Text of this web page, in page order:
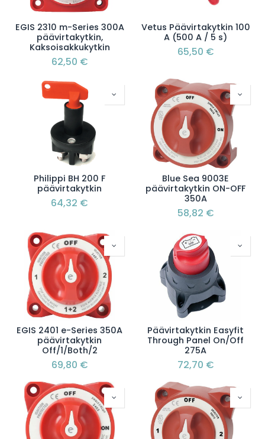
EGIS 2310 m-Series 300A
päävirtakytkin,
Kaksoisakkukytkin
62,50 €
Vetus Päävirtakytkin 100
A (500 A / 5 s)
65,50 €
Philippi BH 200 F
päävirtakytkin
64,32 €
Blue Sea 9003E
päävirtakytkin ON-OFF
350A
58,82 €
EGIS 2401 e-Series 350A
päävirtakytkin
Off/1/Both/2
69,80 €
Päävirtakytkin Easyfit
Through Panel On/Off
275A
72,70 €